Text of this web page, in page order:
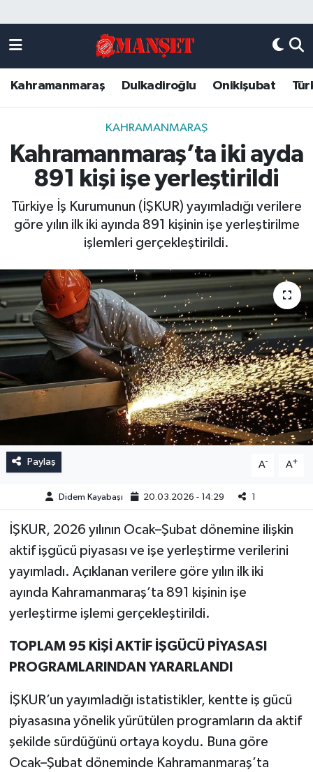
Kahramanmaraş Dulkadiroğlu Onikişubat
KAHRAMANMARAŞ
Kahramanmaraş’ta iki ayda
891 kişi işe yerleştirildi
Türkiye İş Kurumunun (İŞKUR) yayımladığı verilere
göre yılın ilk iki ayında 891 kişinin işe yerleştirilme
işlemleri gerçekleştirildi.
Paylaş A- A+
Didem Kayabaşı 20.03.2026 - 14:29 1
İŞKUR, 2026 yılının Ocak–Şubat dönemine ilişkin
aktif işgücü piyasası ve işe yerleştirme verilerini
yayımladı. Açıklanan verilere göre yılın ilk iki
ayında Kahramanmaraş’ta 891 kişinin işe
yerleştirme işlemi gerçekleştirildi.
TOPLAM 95 KİŞİ AKTİF İŞGÜCÜ PİYASASI
PROGRAMLARINDAN YARARLANDI
İŞKUR’un yayımladığı istatistikler, kentte iş gücü
piyasasına yönelik yürütülen programların da aktif
şekilde sürdüğünü ortaya koydu. Buna göre
Ocak–Şubat döneminde Kahramanmaraş’ta
DULKADİROĞLU
KAHRAMANMARAŞ
ONİKİŞUBAT
Künye
Kahramanmaraş Nöbetçi Eczaneler
Kahramanmaraş Hava Durumu
Kahramanmaraş Trafik Yoğunluk Haritası
Süper Lig Puan Durumu ve Fikstür
Son Dakika Haberleri